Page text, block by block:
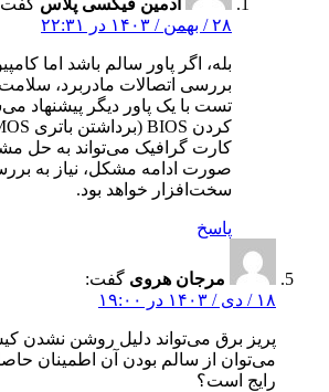
ادمین فیکسی پلاس
۲۸ / بهمن / ۱۴۰۳ در ۲۲:۳۱
بله، اگر پاور سالم باشد اما
بررسی اتصالات مادربرد،
تست با یک پاور دیگر پیشنهاد
کارت گرافیک می‌تواند به حل
صورت ادامه مشکل، نیاز به
سخت‌افزار خواهد بود.
پاسخ
مرجان هروی گفت:
۱۸ / دی / ۱۴۰۳ در ۱۹:۰۰
پریز برق می‌تواند دلیل روشن نشدن
می‌توان از سالم بودن آن اطمینان
رایج است؟